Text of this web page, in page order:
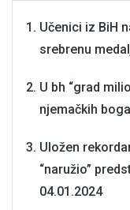
Učenici iz BiH
srebrenu
U bh “grad
njemačkih
Uložen
“naružio”
04.01.2024